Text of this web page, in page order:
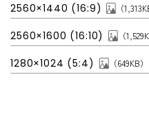
2560×1440 (16:9) （
2560×1600 (16:10) （
1280×1024 (5:4) （649KB）